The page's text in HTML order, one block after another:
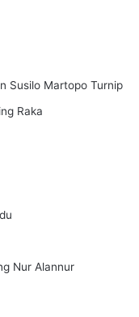
Susilo Martopo Turnip
Raka
Nur Alannur